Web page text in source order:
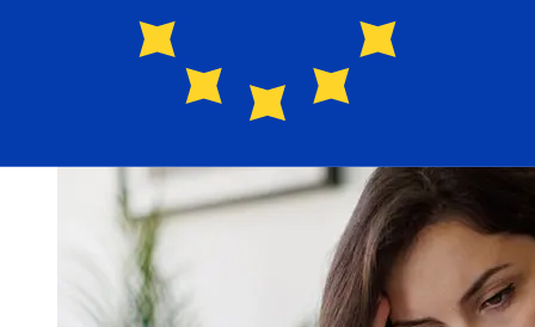
afectar la entrega. Comprueba los tiempos límite de
Mercantile Discount Bankpara evitar retrasos.